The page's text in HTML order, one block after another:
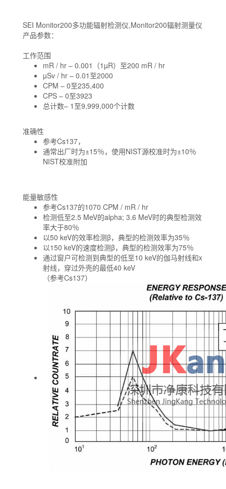
SEI Monitor200多功能辐射检测仪,Monitor200辐射测量仪
产品参数：
工作范围
mR / hr – 0.001（1µR）至200 mR / hr
µSv / hr – 0.01至2000
CPM – 0至235,400
CPS – 0至3923
总计数– 1至9,999,000个计数
准确性
参考Cs137，
通常出厂时为±15％，使用NIST源校准时为±10％
NIST校准附加
能量敏感性
参考Cs137的1070 CPM / mR / hr
检测低至2.5 MeV的alpha; 3.6 MeV时的典型检测效
率大于80％
以50 keV的效率检测β，典型的检测效率为35％
以150 keV的速度检测β，典型的检测效率为75％
通过窗户可检测到典型的低至10 keV的伽马射线和x
射线，穿过外壳的最低40 keV
（参考Cs137）